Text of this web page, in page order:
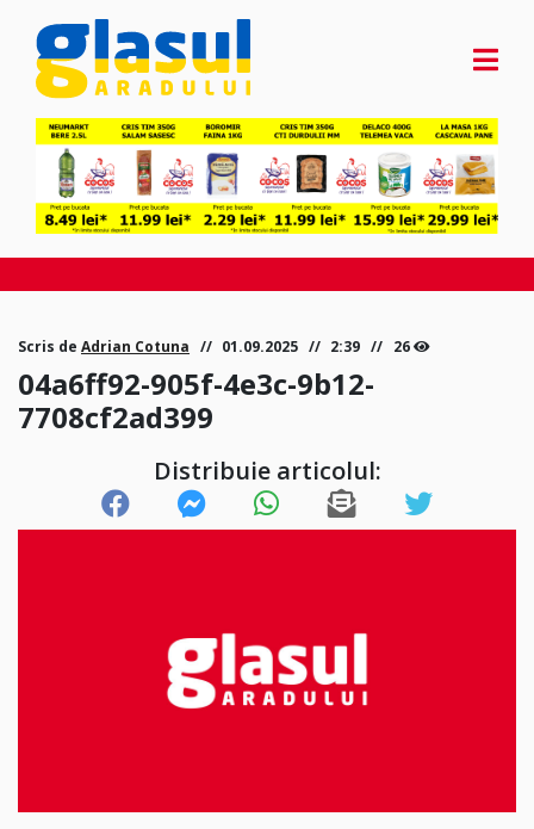
Scris de Adrian Cotuna 01.09.2025 2:39 26
04a6ff92-905f-4e3c-9b12-
7708cf2ad399
Distribuie articolul: